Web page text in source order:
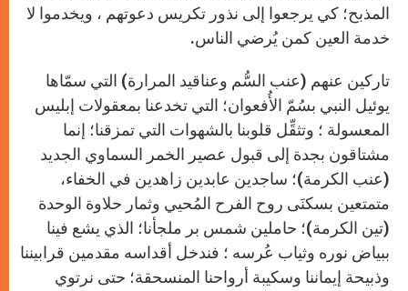
المذبح؛ كي يرجعوا إلى نذور تكريس دعوتهم ، ويخدموا لا
خدمة العين كمن يُرضي الناس.
تاركين عنهم (عنب السُّم وعناقيد المرارة) التي سمّاها
يوئيل النبي بسُمّ الأُفعوان؛ التي تخدعنا بمعقولات إبليس
المعسولة ؛ وتثقِّل قلوبنا بالشهوات التي تمزقنا؛ إنما
مشتاقون بجدة إلى قبول عصير الخمر السماوﻱ الجديد
(عنب الكرمة)؛ ساجدين عابدين زاهدين في الخفاء،
متمتعين بسكنَى روح الفرح المُحيي وثمار حلاوة الوحدة
(تين الكرمة)؛ حاملين شمس بر ملجأنا؛ الذﻱ يشع فينا
ببياض نوره وثياب عُرسه ؛ فندخل أقداسه مقدمين قرابيننا
وذبيحة إيماننا وسكيبة أرواحنا المنسحقة؛ حتى نرتوﻱ